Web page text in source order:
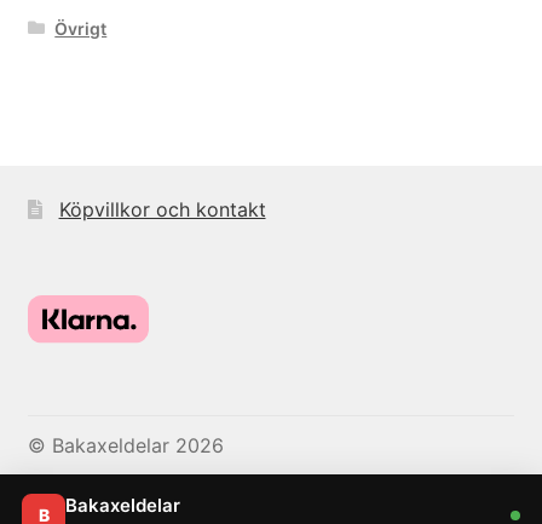
Övrigt
Köpvillkor och kontakt
© Bakaxeldelar 2026
B Bakaxeldelar